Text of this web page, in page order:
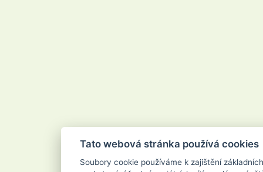
Tato webová stránka používá cookies
Soubory cookie používáme k zajištění